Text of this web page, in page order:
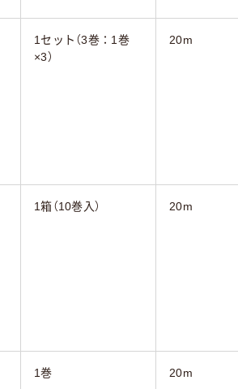
1セット（3巻：1巻
×3）
20m
1箱（10巻入） 20m
1巻 20m